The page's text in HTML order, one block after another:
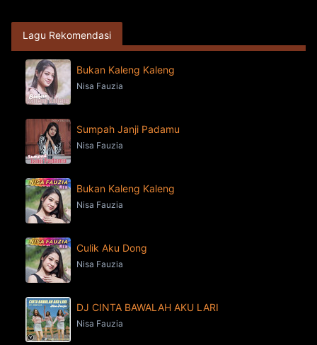
Lagu Rekomendasi
Bukan Kaleng Kaleng
Nisa Fauzia
Sumpah Janji Padamu
Nisa Fauzia
Bukan Kaleng Kaleng
Nisa Fauzia
Culik Aku Dong
Nisa Fauzia
DJ CINTA BAWALAH AKU LARI
Nisa Fauzia